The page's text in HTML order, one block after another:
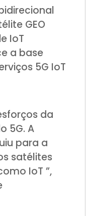
GEO
IoT
a base
5G IoT
da
5G. A
para a
satélites
IoT ”,